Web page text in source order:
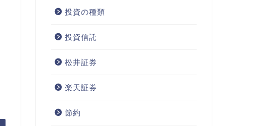
投資の種類
投資信託
松井証券
楽天証券
節約